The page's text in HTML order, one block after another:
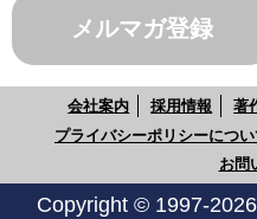
メルマガ登録
会社案内 採用情報 著
プライバシーポリシーについ
お問
Copyright © 1997-